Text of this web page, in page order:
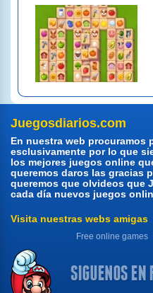
Juegosdiarios.com
En nuestra web procuramos
esclusivamente por lo que
los mejores juegos online
queremos daros las gracias
queremos que olvideos que
cada día nuevos juegos
Visita nuestras webs amigas
Free online games